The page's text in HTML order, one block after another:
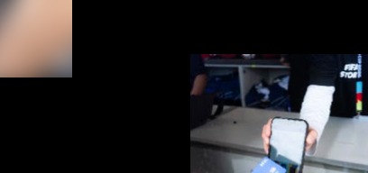
Camcorder: La función “Zoom
retro al plegar el teléfono a 90°,